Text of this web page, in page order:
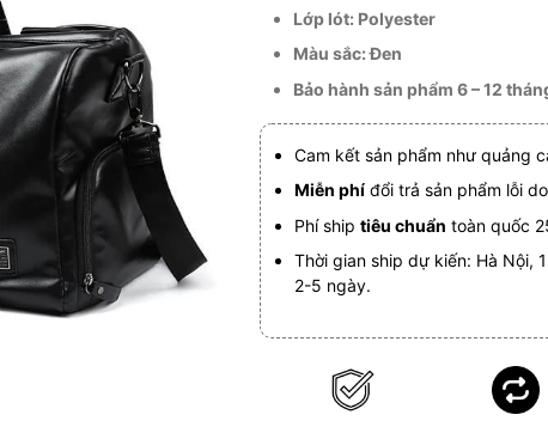
Lớp lót: Polyester
Màu sắc: Đen
Bảo hành sản phẩm 6 – 12
Cam kết sản phẩm như quảng
Miễn phíđổi trả sản phẩm lỗi
Phí ship tiêu chuẩn toàn quốc
Thời gian ship dự kiến: Hà Nội,
2-5 ngày.